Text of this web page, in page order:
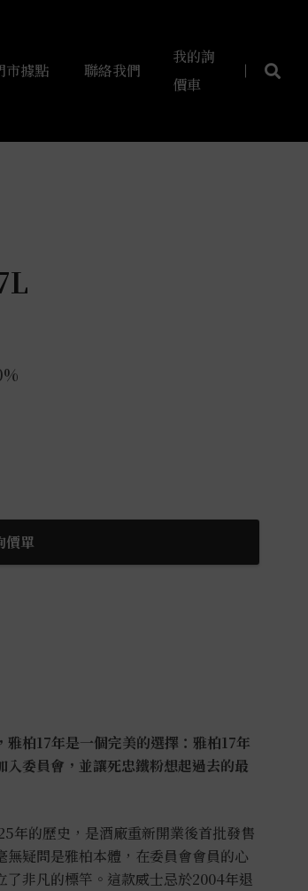
市據點 聯絡我們
我的詢
價車
價單
柏17年是一個完美的選擇：雅柏17年
委員會，並讓死忠鐵粉想起過去的最
年的歷史，是酒廠重新開業後首批發售
疑問是雅柏本體，在委員會會員的心
非凡的標竿。 這款威士忌於2004年退